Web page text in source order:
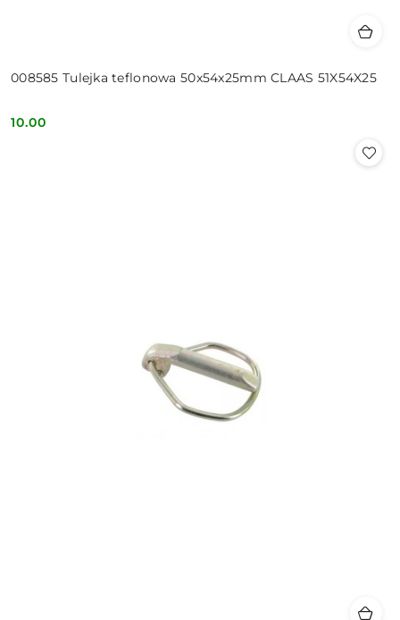
008585 Tulejka teflonowa 50x54x25mm CLAAS 51X54X25
Cena:
10.00